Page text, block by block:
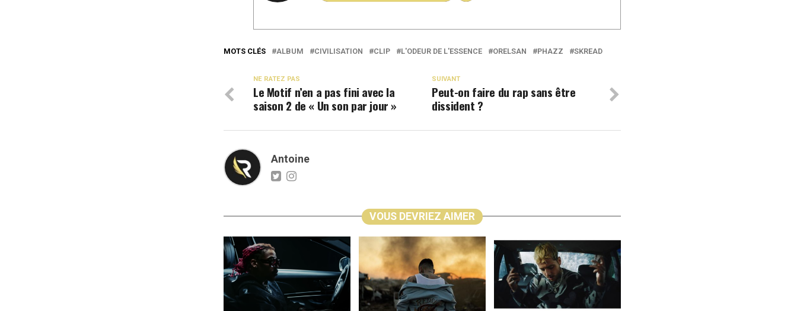
MOTS CLÉS ALBUM CIVILISATION CLIP L'ODEUR DE L'ESSENCE ORELSAN PHAZZ SKREAD
SUIVANT
Peut-on faire du rap sans être
dissident ?
NE RATEZ PAS
Le Motif n’en a pas fini avec la
saison 2 de « Un son par jour »
Antoine
VOUS DEVRIEZ AIMER